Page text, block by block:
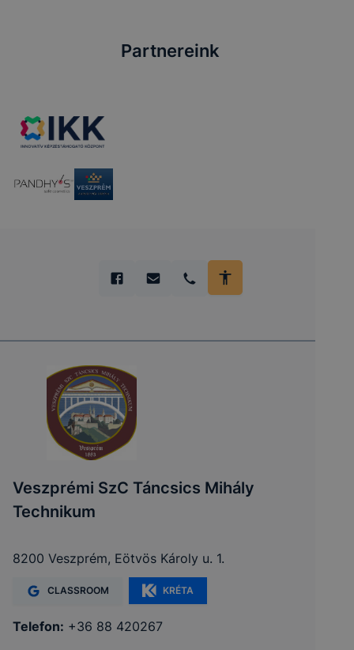
Partnereink
Veszprémi SzC Táncsics Mihály
Technikum
8200 Veszprém, Eötvös Károly u. 1.
CLASSROOM KRÉTA
Telefon: +36 88 420267